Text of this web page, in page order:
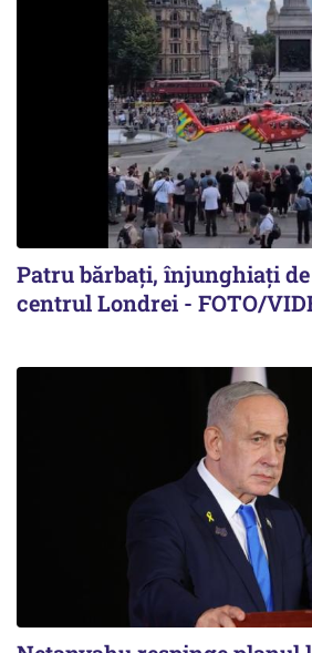
Patru bărbați, înjunghiați
centrul Londrei - FOTO/